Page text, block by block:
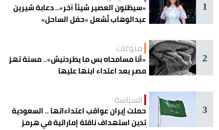
1
«سيظنون العصير شيئاً آخر».. دعابة شيرين
عبدالوهاب تُشعل «حفل الساحل»
2
منوعات
«أنا مسامحاه بس ما يطردنيش».. مسنة تهز
مصر بعد اعتداء ابنها عليها
3
السياسة
حملت إيران عواقب اعتداءاتها .. السعودية
تدين استهداف ناقلة إماراتية في هرمز